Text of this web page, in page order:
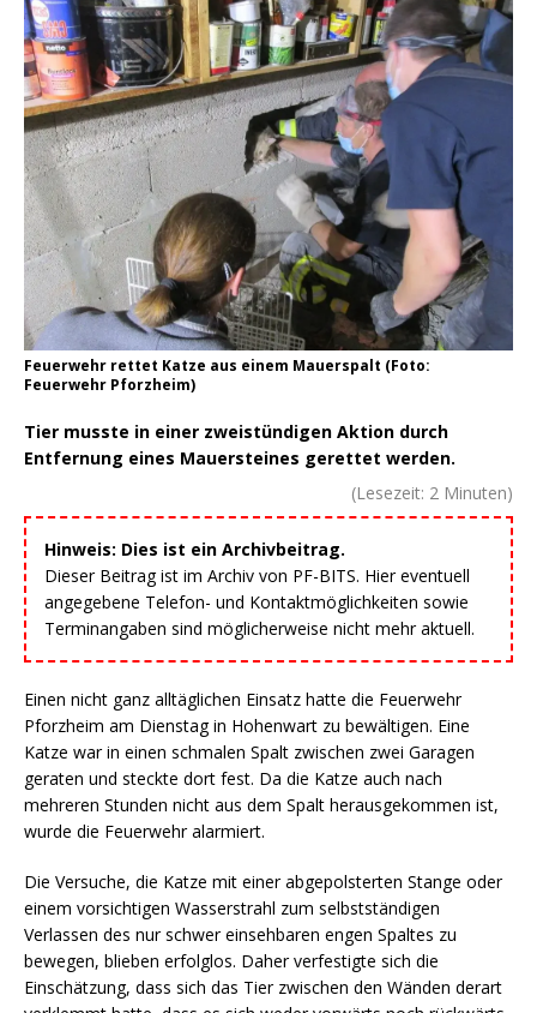
Feuerwehr rettet Katze aus einem Mauerspalt (Foto:
Feuerwehr Pforzheim)
Tier musste in einer zweistündigen Aktion durch
Entfernung eines Mauersteines gerettet werden.
(Lesezeit: 2 Minuten)
Hinweis: Dies ist ein Archivbeitrag.
Dieser Beitrag ist im Archiv von PF-BITS. Hier eventuell
angegebene Telefon- und Kontaktmöglichkeiten sowie
Terminangaben sind möglicherweise nicht mehr aktuell.
Einen nicht ganz alltäglichen Einsatz hatte die Feuerwehr
Pforzheim am Dienstag in Hohenwart zu bewältigen. Eine
Katze war in einen schmalen Spalt zwischen zwei Garagen
geraten und steckte dort fest. Da die Katze auch nach
mehreren Stunden nicht aus dem Spalt herausgekommen ist,
wurde die Feuerwehr alarmiert.
Die Versuche, die Katze mit einer abgepolsterten Stange oder
einem vorsichtigen Wasserstrahl zum selbstständigen
Verlassen des nur schwer einsehbaren engen Spaltes zu
bewegen, blieben erfolglos. Daher verfestigte sich die
Einschätzung, dass sich das Tier zwischen den Wänden derart